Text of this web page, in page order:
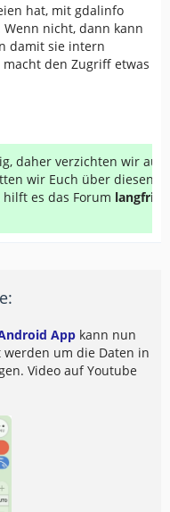
hat, mit gdalinfo
nicht, dann kann
damit sie intern
macht den Zugriff etwas
daher verzichten wir auf
wir Euch über diesen
es das Forum
App kann nun
um die Daten in
Video auf Youtube